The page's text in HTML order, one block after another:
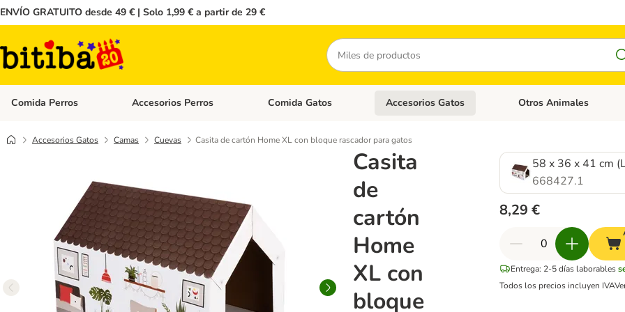
ENVÍO GRATUITO desde 49 € | Solo 1,99 € a partir de 29 €
Buscar
Comida Perros Menú de categoria abierto: Comida Perros
Accesorios Perros Menú de categoria abierto: Accesorios Perros
Comida Gatos Menú de categoria abierto: Comida Gatos
Accesorios Gatos Menú de categoria abierto:
Otros Animales
Accesorios Gatos Camas Cuevas Casita de cartón Home XL con bloque rascador para gatos
Casita
de
cartón
Home
XL con
bloque
58 x 36 x 41 cm
668427.1
8,29 €
Entrega: 2-5 días laborables
Todos los precios incluyen IVA